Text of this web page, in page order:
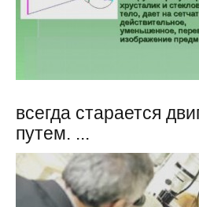
всегда старается
путем. ...